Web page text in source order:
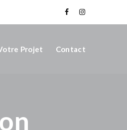
Projet Contact